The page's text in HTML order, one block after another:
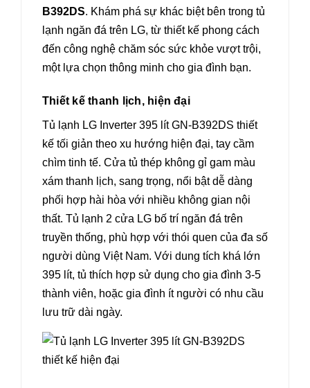
B392DS. Khám phá sự khác biệt bên trong tủ
lạnh ngăn đá trên LG, từ thiết kế phong cách
đến công nghệ chăm sóc sức khỏe vượt trội,
một lựa chọn thông minh cho gia đình bạn.
Thiết kế thanh lịch, hiện đại
Tủ lạnh LG Inverter 395 lít GN-B392DS thiết
kế tối giản theo xu hướng hiện đại, tay cầm
chìm tinh tế. Cửa tủ thép không gỉ gam màu
xám thanh lịch, sang trọng, nổi bật dễ dàng
phối hợp hài hòa với nhiều không gian nội
thất. Tủ lạnh 2 cửa LG bố trí ngăn đá trên
truyền thống, phù hợp với thói quen của đa số
người dùng Việt Nam. Với dung tích khá lớn
395 lít, tủ thích hợp sử dụng cho gia đình 3-5
thành viên, hoặc gia đình ít người có nhu cầu
lưu trữ dài ngày.